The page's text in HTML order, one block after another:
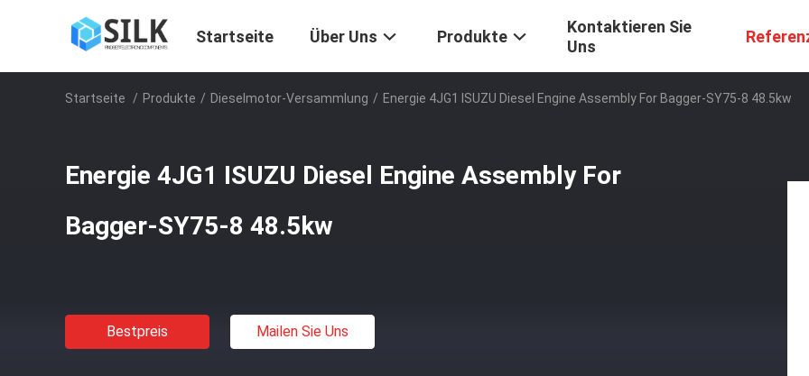
Startseite Über Uns Produkte
Kontaktieren Sie
Uns
Startseite / Produkte / Dieselmotor-Versammlung / Energie 4JG1 ISUZU Diesel Engine Assembly For Bagger-SY75-8 48.5kw
Energie 4JG1 ISUZU Diesel Engine Assembly For
Bagger-SY75-8 48.5kw
Bestpreis Mailen Sie Uns